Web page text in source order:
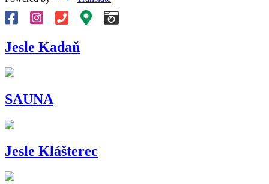
Jesle Kadaň
SAUNA
Jesle Klášterec